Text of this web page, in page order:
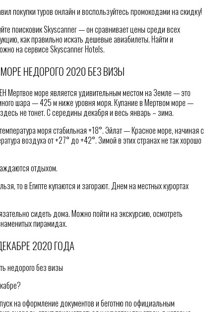
покупки туров онлайн и воспользуйтесь промокодами на скидку!
поисковик Skyscanner — он сравнивает цены среди всех
как правильно искать дешевые авиабилеты. Найти и
на сервисе Skyscanner Hotels.
НЕДОРОГО 2020 БЕЗ ВИЗЫ
море является удивительным местом на Земле — это
шара — 425 м ниже уровня моря. Купание в Мертвом море —
не тонет. С середины декабря и весь январь – зима.
моря стабильная +18°. Эйлат — Красное море, начиная с
воздуха от +27° до +42°. Зимой в этих странах не так хорошо
отдыхом.
то в Египте купаются и загорают. Днем на местных курортах
сидеть дома. Можно пойти на экскурсию, осмотреть
пирамидах.
2020 ГОДА
на оформление документов и беготню по официальным